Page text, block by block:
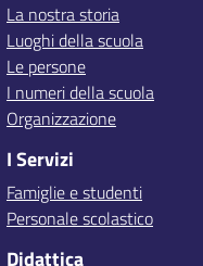
La nostra storia
Luoghi della scuola
Le persone
I numeri della scuola
Organizzazione
I Servizi
Famiglie e studenti
Personale scolastico
Didattica